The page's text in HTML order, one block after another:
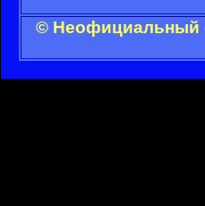
© Неофициальный